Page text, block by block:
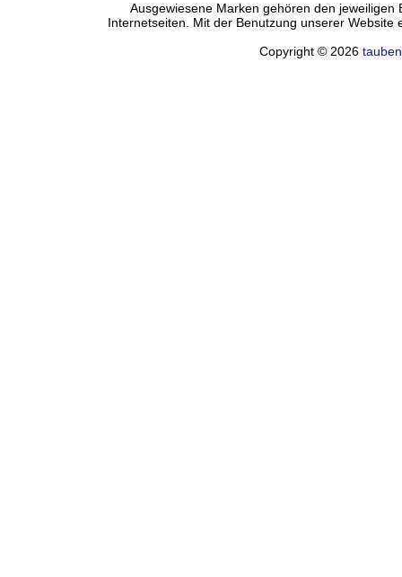
Ausgewiesene Marken gehören den
Internetseiten. Mit der Benutzung unserer Website
Copyright © 2026